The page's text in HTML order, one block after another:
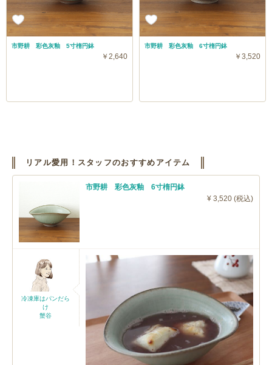
市野耕 彩色灰釉 5寸楕円鉢
￥2,640
市野耕 彩色灰釉 6寸楕円鉢
￥3,520
リアル愛用！スタッフのおすすめアイテム
市野耕 彩色灰釉 6寸楕円鉢
¥ 3,520 (税込)
冷凍庫はパンだら
け
蟹谷